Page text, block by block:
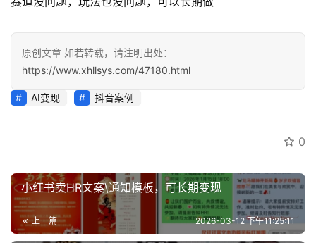
例
坑
指
南
科
创
业
登录
原创文章 如若转载，请注明出处：
https://www.xhllsys.com/47180.html
AI变现 抖音案例
0
小红书卖HR文案\通知模板，可长期变现
上一篇 2026-03-12 下午11:25:11